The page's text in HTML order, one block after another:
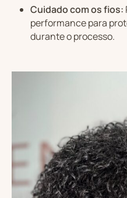
Cuidado com os fios:
performance para
durante o processo.